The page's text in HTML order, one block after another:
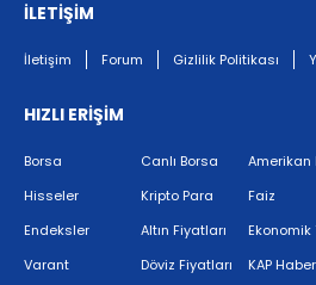
İLETİŞİM
İletişim Forum Gizlilik Politikası
HIZLI ERİŞİM
Borsa
Hisseler
Endeksler
Varant
Canlı Borsa
Kripto Para
Altın Fiyatları
Döviz Fiyatları
Amerikan
Faiz
Ekonomik
KAP